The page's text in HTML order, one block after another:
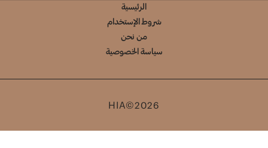
الرئيسية
شروط الإستخدام
من نحن
سياسة الخصوصية
HIA©2026